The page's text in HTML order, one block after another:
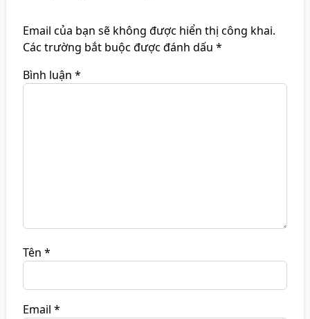
Email của bạn sẽ không được hiển thị công khai.
Các trường bắt buộc được đánh dấu *
Bình luận *
Tên *
Email *